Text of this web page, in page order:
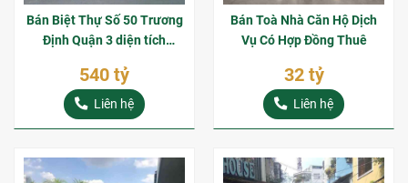
Bán Biệt Thự Số 50 Trương
Định Quận 3 diện tích
Khủng
540 tỷ
Liên hệ
Bán Toà Nhà Căn Hộ Dịch
Vụ Có Hợp Đồng Thuê
32 tỷ
Liên hệ